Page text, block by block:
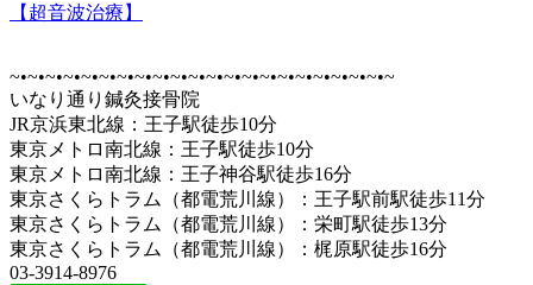
【超音波治療】
~•~•~•~•~•~•~•~•~•~•~•~•~•~•~•~•~•~•~•~•~•~
いなり通り鍼灸接骨院
JR京浜東北線：王子駅徒歩10分
東京メトロ南北線：王子駅徒歩10分
東京メトロ南北線：王子神谷駅徒歩16分
東京さくらトラム（都電荒川線）：王子駅前駅徒歩11分
東京さくらトラム（都電荒川線）：栄町駅徒歩13分
東京さくらトラム（都電荒川線）：梶原駅徒歩16分
03-3914-8976